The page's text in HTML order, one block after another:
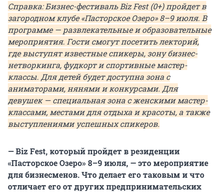
Справка: Бизнес-фестиваль Biz Fest (0+) пройдетв
загородном клубе «Пасторское Озеро» 8–9 июля. В
программе — развлекательные и образовательные
мероприятия. Гости смогут посетить лекторий,
где выступят известные спикеры, зону бизнес-
нетворкинга, фудкорт и спортивные мастер-
классы. Для детей будет доступна зона с
аниматорами, нянями и конкурсами. Для
девушек — специальная зона с женскими мастер-
классами, местами для отдыха и красоты, а также
выступлениями успешных спикеров.
— Biz Fest, который пройдет в резиденции
«Пасторское Озеро» 8–9 июля, — это мероприятие
для бизнесменов. Что делает его таковым и что
отличает его от других предпринимательских